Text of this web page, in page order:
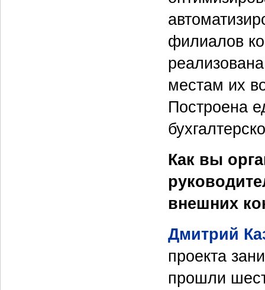
филиалов
местам их
Построена
Как вы
внешних
Дмитрий
проекта
прошли